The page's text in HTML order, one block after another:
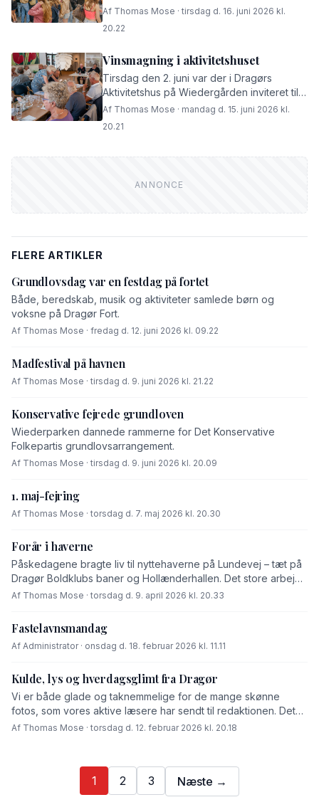
festen nede, da Fortet Lives store scene
fredag den 12. og lørdag den 13. juni indtog
Af Thomas Mose · tirsdag d. 16. juni 2026 kl.
20.22
Vinsmagning i aktivitetshuset
Tirsdag den 2. juni var der i Dragørs
Aktivitetshus på Wiedergården inviteret til
sommervinsmagning. Deltagerne fik
serveret vine, der blev præsenteret af
Af Thomas Mose · mandag d. 15. juni 2026 kl.
20.21
FLERE ARTIKLER
Grundlovsdag var en festdag på fortet
Både, beredskab, musik og aktiviteter samlede børn og
voksne på Dragør Fort.
Af Thomas Mose · fredag d. 12. juni 2026 kl. 09.22
Madfestival på havnen
Af Thomas Mose · tirsdag d. 9. juni 2026 kl. 21.22
Konservative fejrede grundloven
Wiederparken dannede rammerne for Det Konservative
Folkepartis grundlovsarrangement.
Af Thomas Mose · tirsdag d. 9. juni 2026 kl. 20.09
1. maj-fejring
Af Thomas Mose · torsdag d. 7. maj 2026 kl. 20.30
Forår i haverne
Påskedagene bragte liv til nyttehaverne på Lundevej – tæt på
Dragør Boldklubs baner og Hollænderhallen. Det store arbejde
med at rydde op og gøre klar til den kommende havesæson
Af Thomas Mose · torsdag d. 9. april 2026 kl. 20.33
Fastelavnsmandag
Af Administrator · onsdag d. 18. februar 2026 kl. 11.11
Kulde, lys og hverdagsglimt fra Dragør
Vi er både glade og taknemmelige for de mange skønne
fotos, som vores aktive læsere har sendt til redaktionen. Det
er en fornøjelse at se Dragør gennem jeres linser, og […]
Af Thomas Mose · torsdag d. 12. februar 2026 kl. 20.18
1 2 3 Næste →